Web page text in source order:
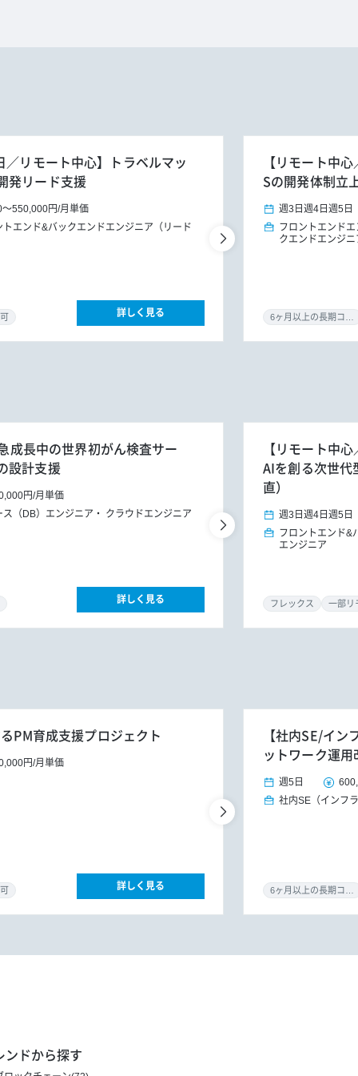
リモート中心】トラベルマッ
発リード支援
～550,000円/月単価
トエンド&バックエンドエンジニア（リード
詳しく見る
【リモート中
Sの開発体制立
週3日 週4日 週5日
フロントエンド
クエンドエンジ
成長中の世界初がん検査サー
設計支援
円/月単価
ス（DB）エンジニア クラウドエンジニア
詳しく見る
【リモート中
AIを創る次世代
直）
週3日 週4日 週5日
フロントエンド&
エンジニア
フレックス 一部リ
PM育成支援プロジェクト
円/月単価
詳しく見る
【社内SE/イ
ットワーク運
週5日
社内SE（インフ
ンドから探す